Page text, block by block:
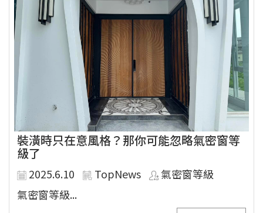
裝潢時只在意風格？那你可能忽略氣密窗等
級了
2025.6.10 TopNews
氣密窗等級
氣密窗等級...